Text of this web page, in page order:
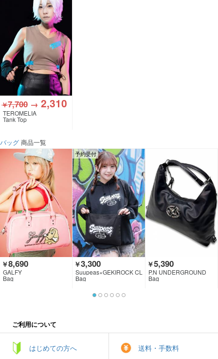
￥7,700 → 2,310
TEROMELIA
Tank Top
バッグ 商品一覧
￥8,690
GALFY
Bag
予約受付
￥3,300
Suupeas×GEKIROCK CL
OTHING
Bag
￥5,390
P.N UNDERGROUND
Bag
ご利用について
はじめての方へ 送料・手数料